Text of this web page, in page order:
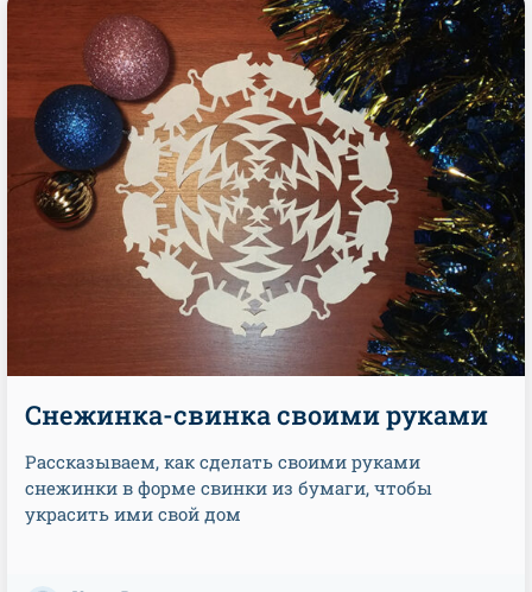
Снежинка-свинка своими руками
Рассказываем, как сделать своими руками
снежинки в форме свинки из бумаги, чтобы
украсить ими свой дом